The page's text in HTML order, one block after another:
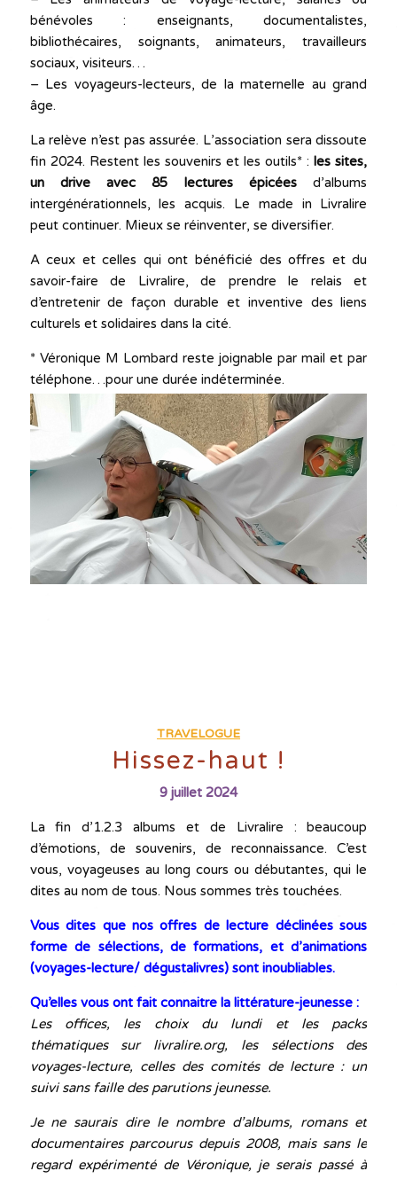
bénévoles : enseignants, documentalistes,
bibliothécaires, soignants, animateurs, travailleurs
sociaux, visiteurs…
– Les voyageurs-lecteurs, de la maternelle au grand
âge.
La relève n’est pas assurée. L’association sera dissoute
fin 2024. Restent les souvenirs et les outils* :les sites,
un drive avec 85 lectures épicées d’albums
intergénérationnels, les acquis. Le made in Livralire
peut continuer. Mieux se réinventer, se diversifier.
A ceux et celles qui ont bénéficié des offres et du
savoir-faire de Livralire, de prendre le relais et
d’entretenir de façon durable et inventive des liens
culturels et solidaires dans la cité.
* Véronique M Lombard reste joignable par mail et par
téléphone…pour une durée indéterminée.
TRAVELOGUE
Hissez-haut !
9 juillet 2024
La fin d’1.2.3 albums et de Livralire : beaucoup
d’émotions, de souvenirs, de reconnaissance. C’est
vous, voyageuses au long cours ou débutantes, qui le
dites au nom de tous. Nous sommes très touchées.
Vous dites que nos offres de lecture déclinées sous
forme de sélections, de formations, et d’animations
(voyages-lecture/ dégustalivres) sont inoubliables.
Qu’elles vous ont fait connaitre la littérature-jeunesse :
Les offices, les choix du lundi et les packs
thématiques sur livralire.org, les sélections des
voyages-lecture, celles des comités de lecture : un
suivi sans faille des parutions jeunesse.
Je ne saurais dire le nombre d’albums, romans et
documentaires parcourus depuis 2008, mais sans le
regard expérimenté de Véronique, je serais passé à